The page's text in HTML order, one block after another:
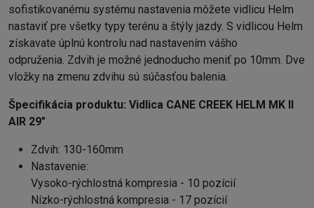
sofistikovanému systému nastavenia môžete vidlicu Helm
nastaviť pre všetky typy terénu a štýly jazdy. S vidlicou Helm
získavate úplnú kontrolu nad nastavením vášho
odpruženia. Zdvih je možné jednoducho meniť po 10mm. Dve
vložky na zmenu zdvihu sú súčasťou balenia.
Špecifikácia produktu: Vidlica CANE CREEK HELM MK II
AIR 29"
Zdvih: 130-160mm
Nastavenie:
Vysoko-rýchlostná kompresia - 10 pozícií
Nízko-rýchlostná kompresia - 17 pozícií